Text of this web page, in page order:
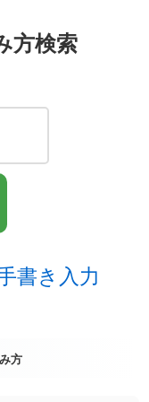
方検索
書き入力
方